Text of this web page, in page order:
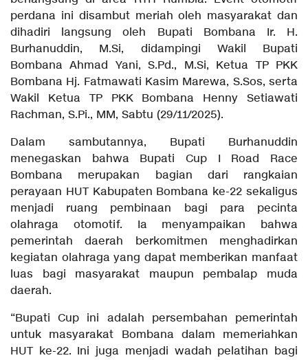
perdana ini disambut meriah oleh masyarakat dan
dihadiri langsung oleh Bupati Bombana Ir. H.
Burhanuddin, M.Si, didampingi Wakil Bupati
Bombana Ahmad Yani, S.Pd., M.Si, Ketua TP PKK
Bombana Hj. Fatmawati Kasim Marewa, S.Sos, serta
Wakil Ketua TP PKK Bombana Henny Setiawati
Rachman, S.Pi., MM, Sabtu (29/11/2025).
Dalam sambutannya, Bupati Burhanuddin
menegaskan bahwa Bupati Cup I Road Race
Bombana merupakan bagian dari rangkaian
perayaan HUT Kabupaten Bombana ke-22 sekaligus
menjadi ruang pembinaan bagi para pecinta
olahraga otomotif. Ia menyampaikan bahwa
pemerintah daerah berkomitmen menghadirkan
kegiatan olahraga yang dapat memberikan manfaat
luas bagi masyarakat maupun pembalap muda
daerah.
“Bupati Cup ini adalah persembahan pemerintah
untuk masyarakat Bombana dalam memeriahkan
HUT ke-22. Ini juga menjadi wadah pelatihan bagi